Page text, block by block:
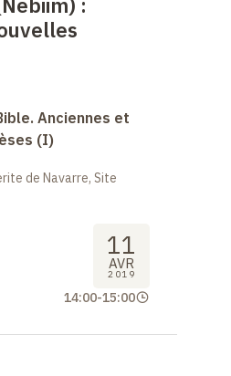
Anciennes et
(I)
de Navarre, Site
11
AVR
2019
14:00-15:00